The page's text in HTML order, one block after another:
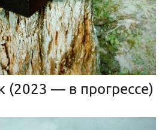
(2023 — в прогрессе)